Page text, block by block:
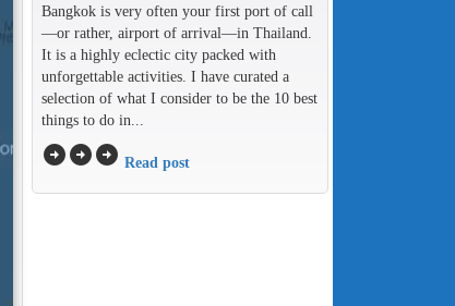
Bangkok is very often your first port of call
—or rather, airport of arrival—in Thailand.
It is a highly eclectic city packed with
unforgettable activities. I have curated a
selection of what I consider to be the 10 best
things to do in...
arrow_circle_rightarrow_circle_rightarrow_circle_right Read post